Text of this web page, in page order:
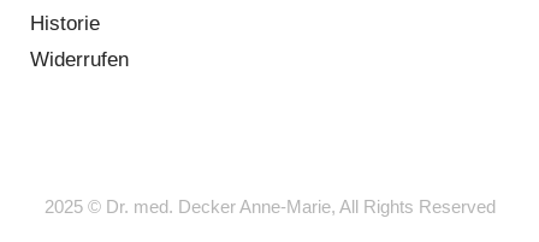
Historie
Widerrufen
2025 © Dr. med. Decker Anne-Marie, All Rights Reserved